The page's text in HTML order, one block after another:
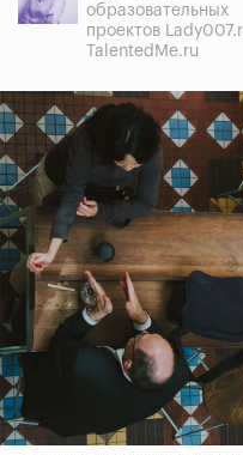
образовательных
проектов
TalentedMe.ru